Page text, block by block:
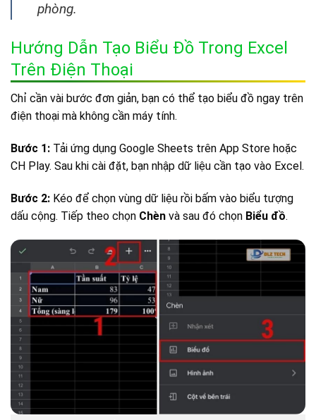
phòng.
Hướng Dẫn Tạo Biểu Đồ Trong Excel
Trên Điện Thoại
Chỉ cần vài bước đơn giản, bạn có thể tạo biểu đồ ngay trên
điện thoại mà không cần máy tính.
Bước 1: Tải ứng dụng Google Sheets trên App Store hoặc
CH Play. Sau khi cài đặt, bạn nhập dữ liệu cần tạo vào Excel.
Bước 2: Kéo để chọn vùng dữ liệu rồi bấm vào biểu tượng
dấu cộng. Tiếp theo chọn Chèn và sau đó chọn Biểu đồ.